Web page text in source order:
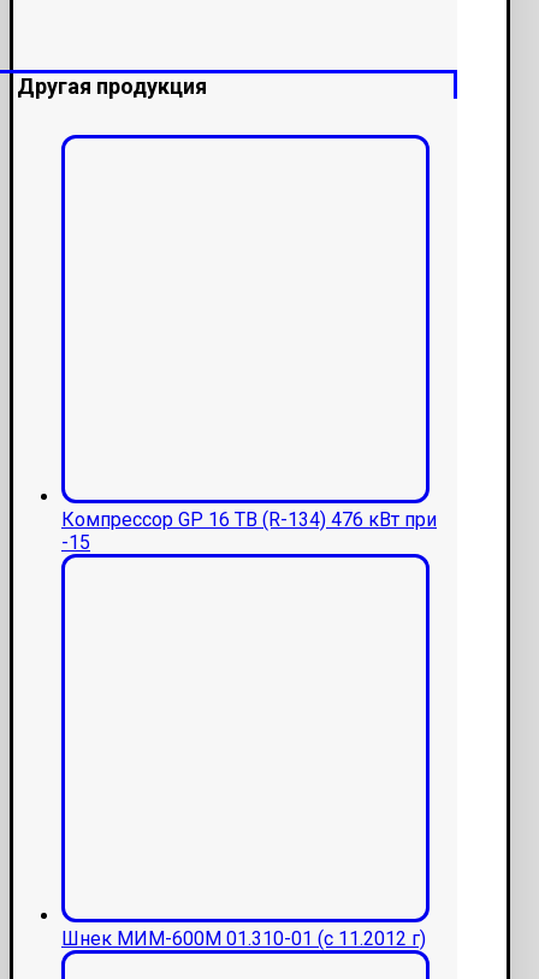
Другая продукция
Компрессор GP 16 TB (R-134) 476 кВт при
-15
Шнек МИМ-600М 01.310-01 (с 11.2012 г)